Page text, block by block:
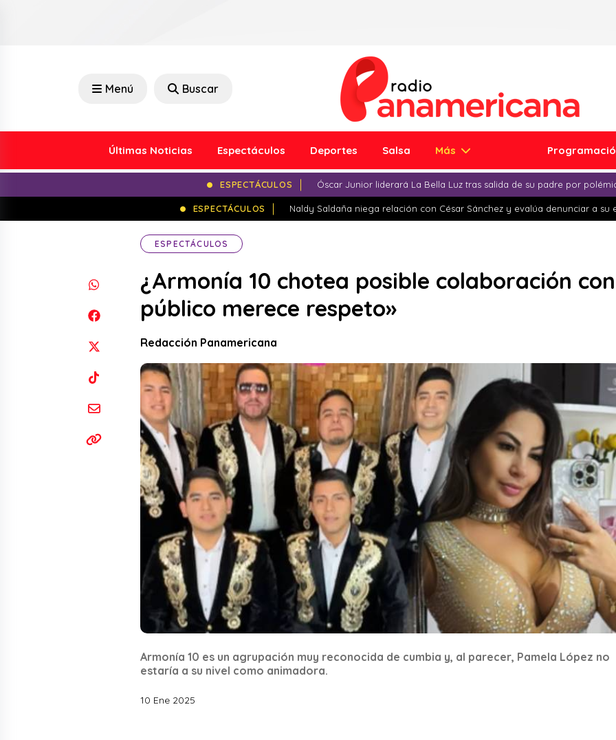
Menú Buscar
Últimas Noticias Espectáculos Deportes Salsa Más
ESPECTÁCULOS Óscar Junior liderará La Bella Luz tras salida de su padre por
ESPECTÁCULOS Naldy Saldaña niega relación con César Sánchez y evalúa denunciar a su
ESPECTÁCULOS
¿Armonía 10 chotea posible colaboración
público merece respeto»
Redacción Panamericana
Armonía 10 es un agrupación muy reconocida de cumbia y, al parecer, Pamela López no
estaría a su nivel como animadora.
10 Ene 2025